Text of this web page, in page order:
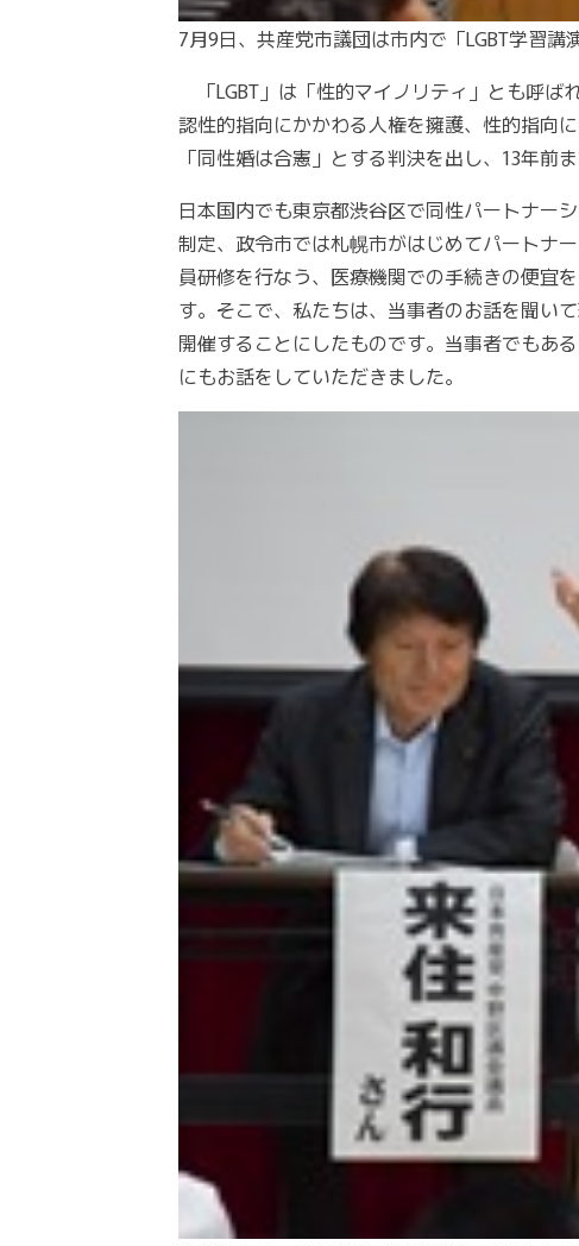
7月9日、共産党市議団は市内で「LGBT学習講
「LGBT」は「性的マイノリティ」とも呼ば
認性的指向にかかわる人権を擁護、性的指向
「同性婚は合憲」とする判決を出し、13年前
日本国内でも東京都渋谷区で同性パートナー
制定、政令市では札幌市がはじめてパートナ
員研修を行なう、医療機関での手続きの便宜
す。そこで、私たちは、当事者のお話を聞い
開催することにしたものです。当事者でもあ
にもお話をしていただきました。